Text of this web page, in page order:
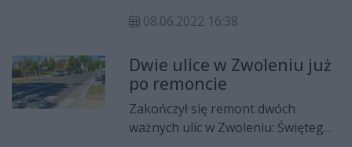
sportowym Orlik w Zwoleniu pojawi
wypożyczalnią łyżew. Samorząd
gminy Zwoleń pozyskał na jego
zakup dofinansowanie w wysokości
280 tys. zł.
08.06.2022 16:38
Dwie ulice w Zwoleniu już
po remoncie
Zakończył się remont dwóch
ważnych ulic w Zwoleniu: Świętego